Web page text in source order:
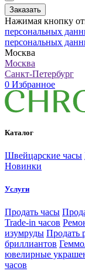
Заказать
Нажимая кнопку
персональных
персональных
Москва
Москва
Санкт-Петербург
0 Избранное
Каталог
Швейцарские часы
Новинки
Услуги
Продать часы
Trade-in часов
изумруды Продать
бриллиантов
ювелирные
часов